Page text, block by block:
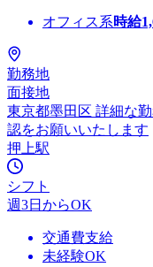
オフィス系時給
勤務地
面接地
東京都墨田区 詳細な
認をお願いいたします
押上駅
シフト
週3日からOK
交通費支給
未経験OK